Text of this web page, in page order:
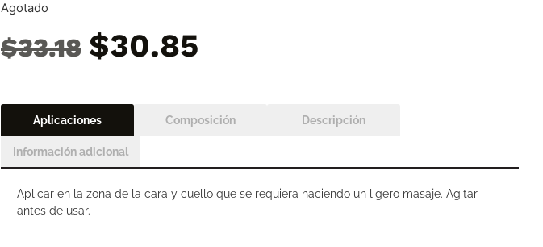
$33.18 $30.85
Agotado
Aplicaciones Composición Descripción
Información adicional
Aplicar en la zona de la cara y cuello que se requiera haciendo un ligero masaje. Agitar
antes de usar.